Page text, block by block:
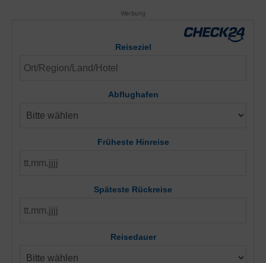
Werbung
Reiseziel
Abflughafen
Früheste Hinreise
Späteste Rückreise
Reisedauer